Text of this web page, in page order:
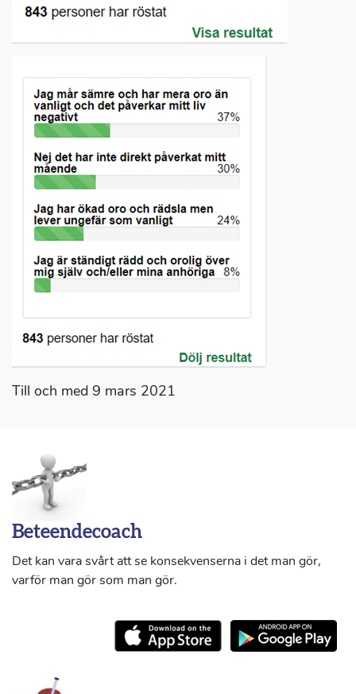
Till och med 9 mars 2021
Beteendecoach
Det kan vara svårt att se konsekvenserna i det man gör,
varför man gör som man gör.